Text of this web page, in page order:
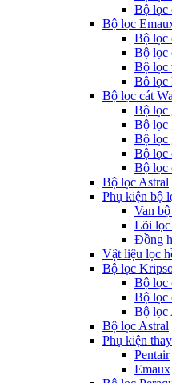
Bộ lọc
Bộ lọc
Bộ lọc
Bộ lọc
Bộ lọc
Bô lọc
Bộ lọc cát
Bộ lọc
Bộ lọc
Bộ lọc
Bộ lọc
Bộ lọc
Bộ lọc Astral
Phụ kiện bộ
Van
Lõi lọc
Đồng
Vật liệu lọc
Bộ lọc
Bộ lọc
Bộ lọc
Bộ lọc
Bộ lọc Astral
Phụ kiện
Pentair
Emaux